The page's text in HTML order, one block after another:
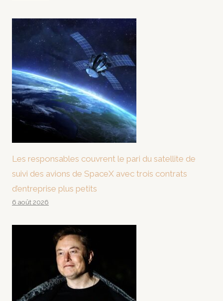
Les responsables couvrent le pari du satellite de
suivi des avions de SpaceX avec trois contrats
d’entreprise plus petits
6 août 2026